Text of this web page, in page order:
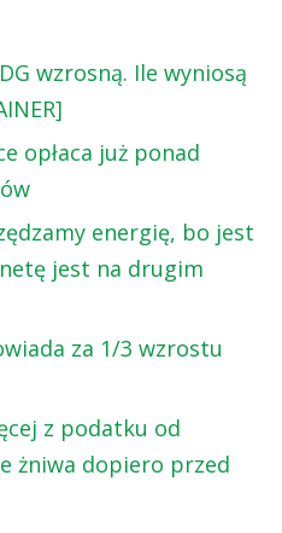
wzrosną. Ile wyniosą
opłaca już ponad
energię, bo jest
jest na drugim
za 1/3 wzrostu
z podatku od
żniwa dopiero przed